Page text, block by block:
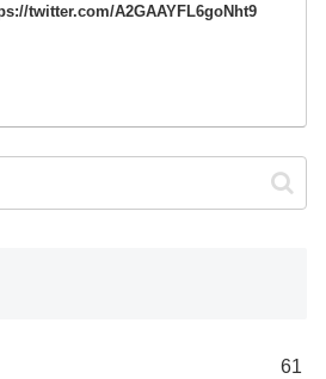
twitter.com/A2GAAYFL6goNht9
61